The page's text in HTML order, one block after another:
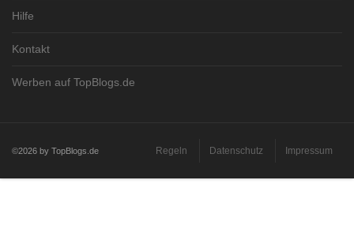
Hilfe
Kontakt
Werben auf TopBlogs.de
©2026 by TopBlogs.de Regeln Datenschutz Impressum